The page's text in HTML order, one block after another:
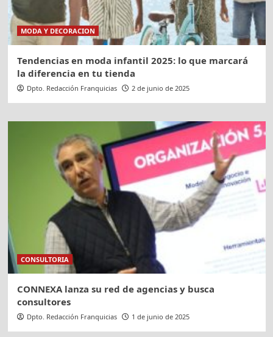
MODA Y DECORACION
Tendencias en moda infantil 2025: lo que marcará
la diferencia en tu tienda
Dpto. Redacción Franquicias 2 de junio de 2025
CONSULTORIA
CONNEXA lanza su red de agencias y busca
consultores
Dpto. Redacción Franquicias 1 de junio de 2025